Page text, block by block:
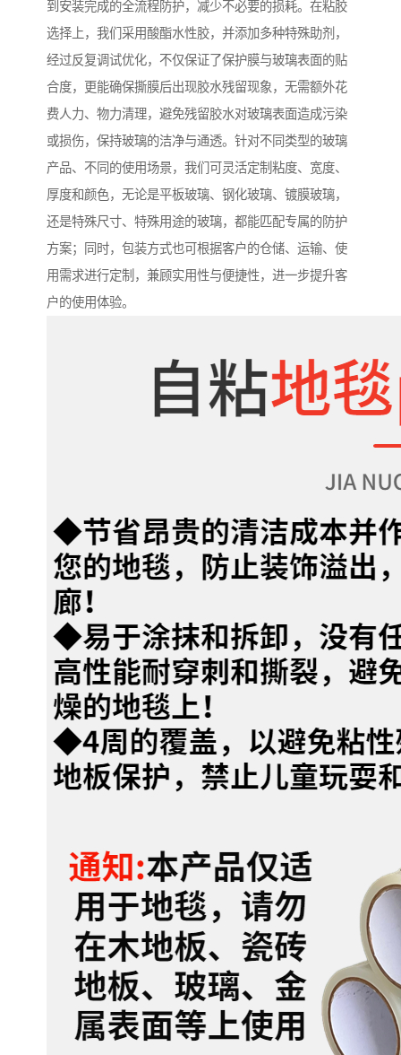
到安装完成的全流程防护，减少不必要的损耗。在粘胶
选择上，我们采用酸酯水性胶，并添加多种特殊助剂，
经过反复调试优化，不仅保证了保护膜与玻璃表面的贴
合度，更能确保撕膜后出现胶水残留现象，无需额外花
费人力、物力清理，避免残留胶水对玻璃表面造成污染
或损伤，保持玻璃的洁净与通透。针对不同类型的玻璃
产品、不同的使用场景，我们可灵活定制粘度、宽度、
厚度和颜色，无论是平板玻璃、钢化玻璃、镀膜玻璃，
还是特殊尺寸、特殊用途的玻璃，都能匹配专属的防护
方案；同时，包装方式也可根据客户的仓储、运输、使
用需求进行定制，兼顾实用性与便捷性，进一步提升客
户的使用体验。